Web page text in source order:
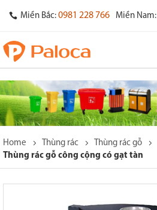
Miền Bắc: 0981 228 766 Miền Nam:
Home Thùng rác
Thùng rác gỗ
Thùng rác gỗ công cộng có gạt tàn